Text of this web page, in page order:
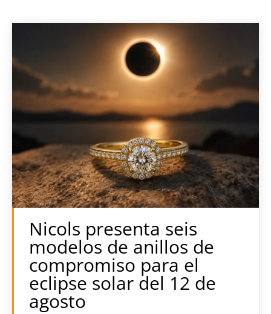
Nicols presenta seis
modelos de anillos de
compromiso para el
eclipse solar del 12 de
agosto